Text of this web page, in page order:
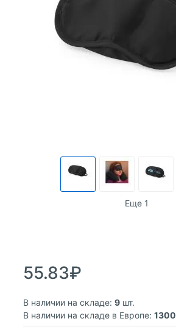
Еще 1
55.83₽
В наличии на складе: 9 шт.
В наличии на складе в Европе: